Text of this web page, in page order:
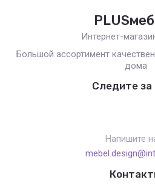
Интернет-
Большой ассортимент
дома
Следите за
Напишите